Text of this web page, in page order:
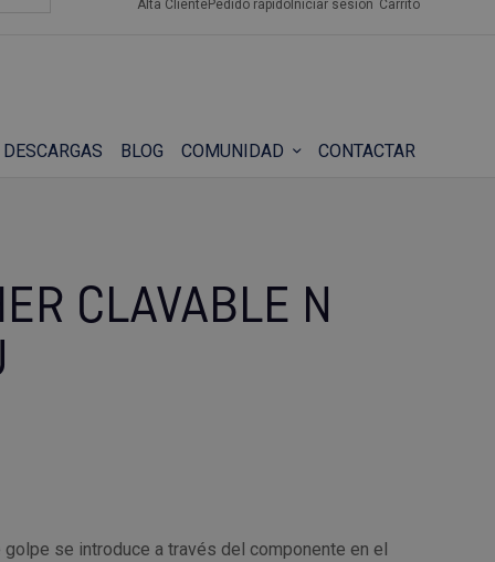
Alta ClientePedido rápido Iniciar sesión Carrito
DESCARGAS BLOG COMUNIDAD CONTACTAR
CLAVABLE N
se introduce a través del componente en el